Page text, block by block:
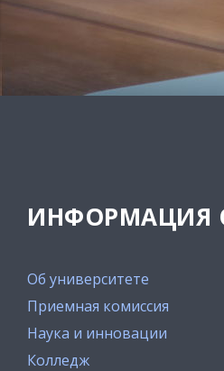
ИНФОРМАЦИЯ
Об университете
Приемная комиссия
Наука и инновации
Колледж